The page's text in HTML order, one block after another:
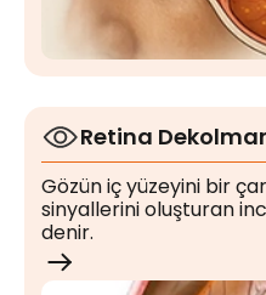
Retina
Gözün iç yüzeyini bir
sinyallerini oluşturan
denir.